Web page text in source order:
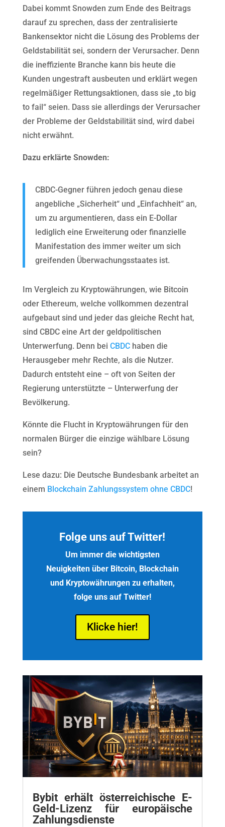
Dabei kommt Snowden zum Ende des Beitrags
darauf zu sprechen, dass der zentralisierte
Bankensektor nicht die Lösung des Problems der
Geldstabilität sei, sondern der Verursacher. Denn
die ineffiziente Branche kann bis heute die
Kunden ungestraft ausbeuten und erklärt wegen
regelmäßiger Rettungsaktionen, dass sie „to big
to fail“ seien. Dass sie allerdings der Verursacher
der Probleme der Geldstabilität sind, wird dabei
nicht erwähnt.
Dazu erklärte Snowden:
CBDC-Gegner führen jedoch genau diese
angebliche „Sicherheit“ und „Einfachheit“ an,
um zu argumentieren, dass ein E-Dollar
lediglich eine Erweiterung oder finanzielle
Manifestation des immer weiter um sich
greifenden Überwachungsstaates ist.
Im Vergleich zu Kryptowährungen, wie Bitcoin
oder Ethereum, welche vollkommen dezentral
aufgebaut sind und jeder das gleiche Recht hat,
sind CBDC eine Art der geldpolitischen
Unterwerfung. Denn bei CBDChaben die
Herausgeber mehr Rechte, als die Nutzer.
Dadurch entsteht eine – oft von Seiten der
Regierung unterstützte – Unterwerfung der
Bevölkerung.
Könnte die Flucht in Kryptowährungen für den
normalen Bürger die einzige wählbare Lösung
sein?
Lese dazu: Die Deutsche Bundesbank arbeitet an
einem Blockchain Zahlungssystem ohne CBDC!
Folge uns auf Twitter!
Um immer die wichtigsten
Neuigkeiten über Bitcoin, Blockchain
und Kryptowährungen zu erhalten,
folge uns auf Twitter!
Klicke hier!
Bybit erhält österreichische E-
Geld-Lizenz für europäische
Zahlungsdienste